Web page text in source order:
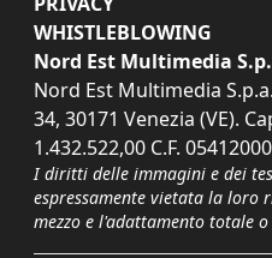
WHISTLEBLOWING
Nord Est Multimedia
Nord Est Multimedia
34, 30171 Venezia (VE).
1.432.522,00 C.F.
I diritti delle immagini e dei
espressamente vietata la loro
mezzo e l'adattamento totale